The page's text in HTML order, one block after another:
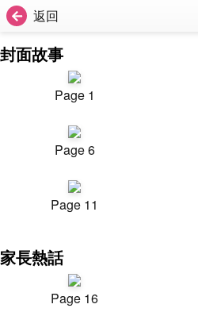
返回
封面故事
Page 1
Page 6
Page 11
家長熱話
Page 16